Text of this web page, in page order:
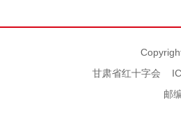
甘肃省红十字会
邮